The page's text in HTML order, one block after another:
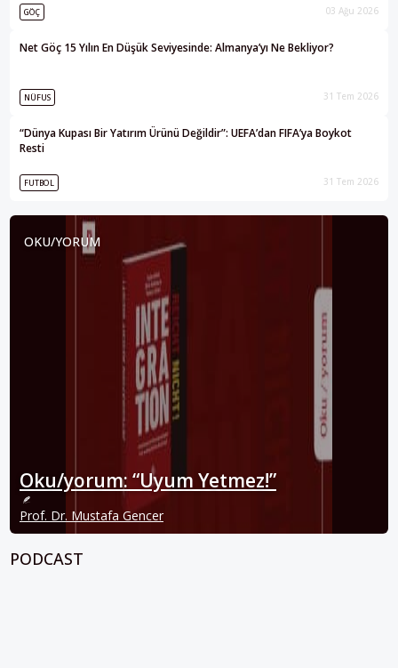
GÖÇ 03 Ağu 2026
Net Göç 15 Yılın En Düşük Seviyesinde: Almanya’yı Ne Bekliyor?
NÜFUS 31 Tem 2026
“Dünya Kupası Bir Yatırım Ürünü Değildir”: UEFA’dan FIFA’ya Boykot
Resti
FUTBOL 31 Tem 2026
OKU/YORUM
Oku/yorum: “Uyum Yetmez!”
Prof. Dr. Mustafa Gencer
PODCAST